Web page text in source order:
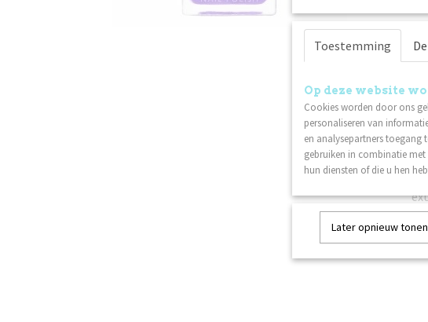
Toestemming
Op deze website
Cookies worden door ons
personaliseren van
en analysepartners
gebruiken in combinatie
hun diensten of die u hen
Later opnieuw tonen